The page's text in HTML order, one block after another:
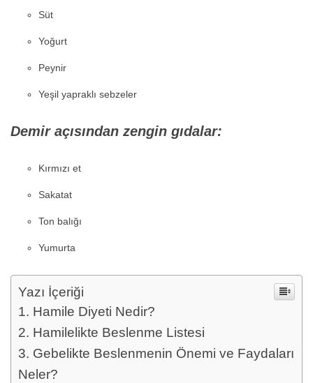
Süt
Yoğurt
Peynir
Yeşil yapraklı sebzeler
Demir açısından zengin gıdalar:
Kırmızı et
Sakatat
Ton balığı
Yumurta
Yazı İçeriği
Hamile Diyeti Nedir?
Hamilelikte Beslenme Listesi
Gebelikte Beslenmenin Önemi ve Faydaları
Neler?